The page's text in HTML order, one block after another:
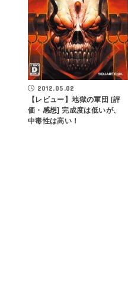
2012.05.02
【レビュー】地獄の軍団 [評
価・感想] 完成度は低いが、
中毒性は高い！